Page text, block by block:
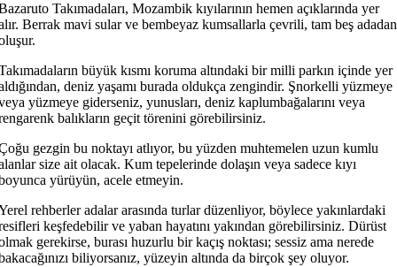
Takımadaları, Mozambik kıyılarının hemen açıklarında yer
Berrak mavi sular ve bembeyaz kumsallarla çevrili, tam beş adadan
büyük kısmı koruma altındaki bir milli parkın içinde yer
deniz yaşamı burada oldukça zengindir. Şnorkelli yüzmeye
yüzmeye giderseniz, yunusları, deniz kaplumbağalarını veya
balıkların geçit törenini görebilirsiniz.
gezgin bu noktayı atlıyor, bu yüzden muhtemelen uzun kumlu
size ait olacak. Kum tepelerinde dolaşın veya sadece kıyı
yürüyün, acele etmeyin.
rehberler adalar arasında turlar düzenliyor, böylece yakınlardaki
keşfedebilir ve yaban hayatını yakından görebilirsiniz. Dürüst
gerekirse, burası huzurlu bir kaçış noktası; sessiz ama nerede
biliyorsanız, yüzeyin altında da birçok şey oluyor.